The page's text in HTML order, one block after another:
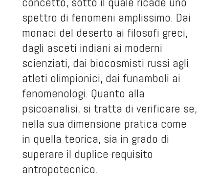
spettro di fenomeni amplissimo. Dai
monaci del deserto ai filosofi greci,
dagli asceti indiani ai moderni
scienziati, dai biocosmisti russi agli
atleti olimpionici, dai funamboli ai
fenomenologi. Quanto alla
psicoanalisi, si tratta di verificare se,
nella sua dimensione pratica come
in quella teorica, sia in grado di
superare il duplice requisito
antropotecnico.